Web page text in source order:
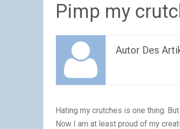
Pimp my
Autor Des
Hating my crutches is one thing.
Now I am at least proud of my